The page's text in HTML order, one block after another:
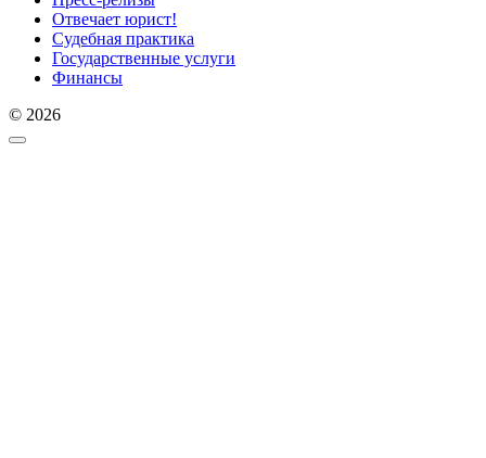
Отвечает юрист!
Судебная практика
Государственные услуги
Финансы
© 2026